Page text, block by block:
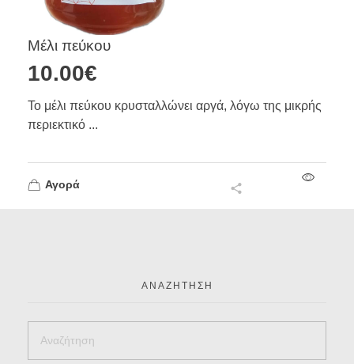
Μέλι πεύκου
10.00€
Το μέλι πεύκου κρυσταλλώνει αργά, λόγω της μικρής
περιεκτικό ...
Αγορά
ΑΝΑΖΉΤΗΣΗ